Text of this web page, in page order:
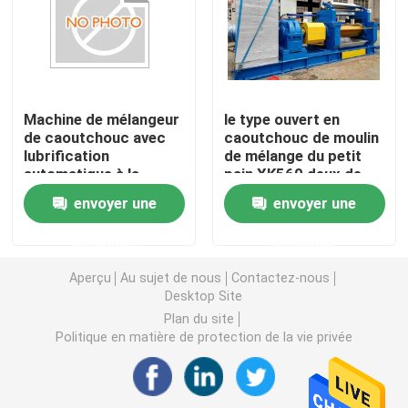
Machine en caoutchouc de moulin de mélange
Machine en caoutchouc de malaxeur
Mélangeur en caoutchouc de Banbury
Presse de vulcanisation en caoutchouc
Ligne en caoutchouc reprise de feuille
Ligne de recyclage du plastique
Machine de mélangeur
de caoutchouc avec
lubrification
automatique à la
graisse et mélangeur
de stock optionnel et
longueur de rouleau de
envoyer une
le type ouvert en
caoutchouc de moulin
de mélange du petit
pain XK560 deux de
560mm a adapté aux
besoins du client
envoyer une
Aperçu Au sujet de nous
Contactez-nous
Desktop Site
Plan du site
Politique en matière de protection de la vie privée